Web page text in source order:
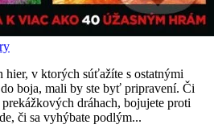
v ktorých súťažíte s ostatnými
boja, mali by ste byť pripravení. Či
dráhach, bojujete proti
či sa vyhýbate podlým...